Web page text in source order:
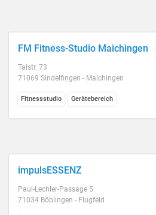
FM Fitness-Studio Maichingen
Talstr. 73
71069 Sindelfingen - Maichingen
Fitnessstudio Gerätebereich
impulsESSENZ
Paul-Lechler-Passage 5
71034 Böblingen - Flugfeld